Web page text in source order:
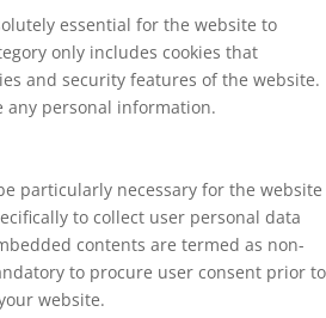
essential for the website to
only includes cookies that
and security features of the website.
any personal information.
particularly necessary for the website
to collect user personal data
contents are termed as non-
to procure user consent prior to
website.